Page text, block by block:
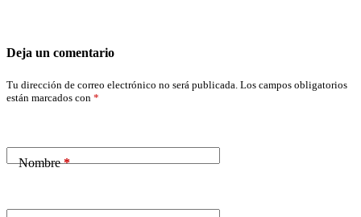
Deja un comentario
Tu dirección de correo electrónico no será publicada. Los campos obligatorios
están marcados con *
Nombre*